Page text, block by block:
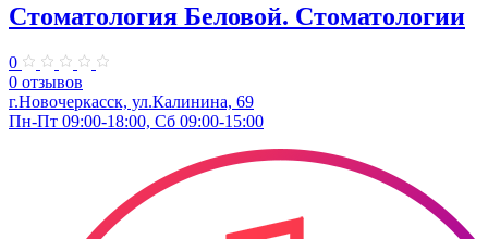
Стоматология Беловой. Стоматологии
0
0 отзывов
г.Новочеркасск, ул.Калинина, 69
Пн-Пт 09:00-18:00, Сб 09:00-15:00